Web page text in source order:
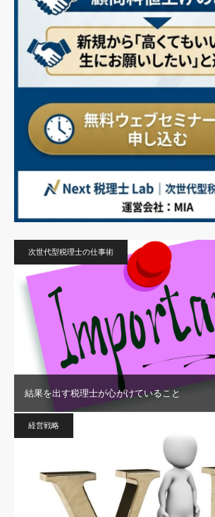
次世代型税理士の仕事術
結果を出す税理士が心がけていること
経営戦略